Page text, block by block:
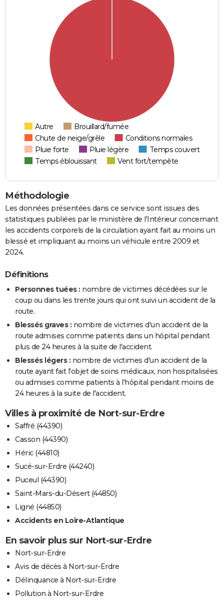
Autre
Brouillard/fumée
Chute de neige/grêle
Conditions normales
Pluie forte
Pluie légère
Temps couvert
Temps éblouissant
Vent fort/tempête
Méthodologie
Les données présentées dans ce service sont issues des
statistiques publiées par le ministère de l'Intérieur concernant
les accidents corporels de la circulation ayant fait au moins un
blessé et impliquant au moins un véhicule entre 2009 et
2024.
Définitions
Personnes tuées : nombre de victimes décédées sur le
coup ou dans les trente jours qui ont suivi un accident de la
route.
Blessés graves : nombre de victimes d'un accident de la
route admises comme patients dans un hôpital pendant
plus de 24 heures à la suite de l'accident.
Blessés légers : nombre de victimes d'un accident de la
route ayant fait l'objet de soins médicaux, non hospitalisées
ou admises comme patients à l'hôpital pendant moins de
24 heures à la suite de l'accident.
Villes à proximité de Nort-sur-Erdre
Saffré (44390)
Casson (44390)
Héric (44810)
Sucé-sur-Erdre (44240)
Puceul (44390)
Saint-Mars-du-Désert (44850)
Ligné (44850)
Accidents en Loire-Atlantique
En savoir plus sur Nort-sur-Erdre
Nort-sur-Erdre
Avis de décès à Nort-sur-Erdre
Délinquance à Nort-sur-Erdre
Pollution à Nort-sur-Erdre